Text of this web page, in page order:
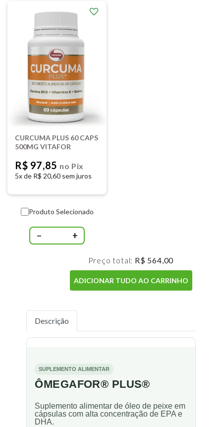
CURCUMA PLUS 60 CAPS
500MG VITAFOR
R$ 97,85 no Pix
5x de R$ 20,60 sem juros
Produto Selecionado
− +
Preço total: R$ 564,00
ADICIONAR TUDO AO CARRINHO
Descrição
SUPLEMENTO ALIMENTAR
ÔMEGAFOR® PLUS®
Suplemento alimentar de óleo de peixe em
cápsulas com alta concentração de EPA e
DHA.